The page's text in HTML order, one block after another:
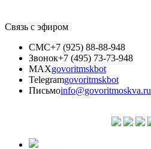
Связь с эфиром
СМС+7 (925) 88-88-948
Звонок+7 (495) 73-73-948
MAXgovoritmskbot
Telegramgovoritmskbot
Письмоinfo@govoritmoskva.ru